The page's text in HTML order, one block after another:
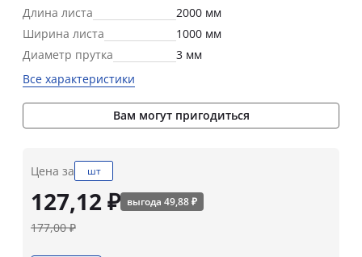
Длина листа
2000 мм
Ширина листа
1000 мм
Диаметр прутка
3 мм
Все характеристики
Вам могут пригодиться
Цена за шт
127,12 ₽ выгода 49,88 ₽
177,00 ₽